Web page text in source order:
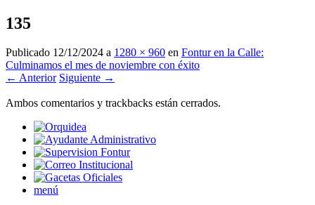
135
Publicado 12/12/2024 a 1280 × 960 en Fontur en la Calle:
Culminamos el mes de noviembre con éxito
← Anterior Siguiente →
Ambos comentarios y trackbacks están cerrados.
menú